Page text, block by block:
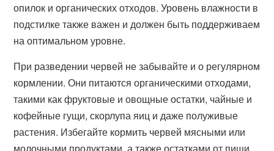
опилок и органических отходов. Уровень влажности в
подстилке также важен и должен быть поддерживаем
на оптимальном уровне.
При разведении червей не забывайте и о регулярном
кормлении. Они питаются органическими отходами,
такими как фруктовые и овощные остатки, чайные и
кофейные гущи, скорлупа яиц и даже полуживые
растения. Избегайте кормить червей мясными или